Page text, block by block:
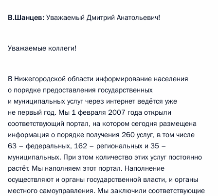
В.Шанцев: Уважаемый Дмитрий Анатольевич!
Уважаемые коллеги!
В Нижегородской области информирование населения
о порядке предоставления государственных
и муниципальных услуг через интернет ведётся уже
не первый год. Мы 1 февраля 2007 года открыли
соответствующий портал, на котором сегодня размещена
информация о порядке получения 260 услуг, в том числе
63 – федеральных, 162 – региональных и 35 –
муниципальных. При этом количество этих услуг постоянно
растёт. Мы наполняем этот портал. Наполнение
осуществляют и органы государственной власти, и органы
местного самоуправления. Мы заключили соответствующие